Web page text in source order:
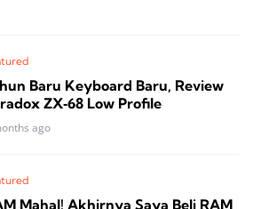
Baru Keyboard Baru, Review
ZX‑68 Low Profile
ago
Mahal! Akhirnya Saya Beli RAM